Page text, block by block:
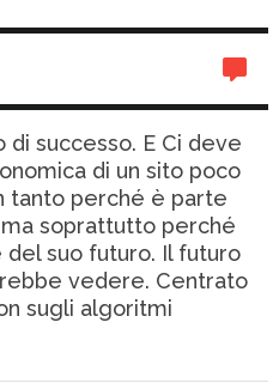
di successo. E Ci deve
di un sito poco
tanto perché è parte
soprattutto perché
suo futuro. Il futuro
vedere. Centrato
sugli algoritmi